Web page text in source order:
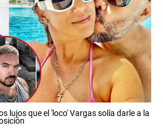
lujos que el 'loco' Vargas solía darle a la